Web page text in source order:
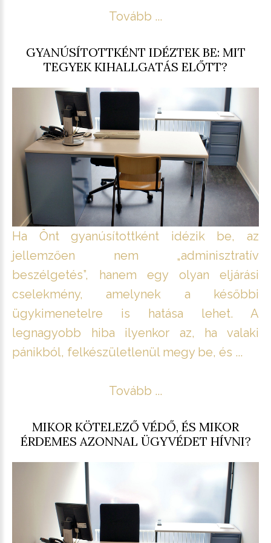
Tovább ...
GYANÚSÍTOTTKÉNT IDÉZTEK BE: MIT
TEGYEK KIHALLGATÁS ELŐTT?
Ha Önt gyanúsítottként idézik be, az
jellemzően nem „adminisztratív
beszélgetés”, hanem egy olyan eljárási
cselekmény, amelynek a későbbi
ügykimenetelre is hatása lehet. A
legnagyobb hiba ilyenkor az, ha valaki
pánikból, felkészületlenül megy be, és ...
Tovább ...
MIKOR KÖTELEZŐ VÉDŐ, ÉS MIKOR
ÉRDEMES AZONNAL ÜGYVÉDET HÍVNI?